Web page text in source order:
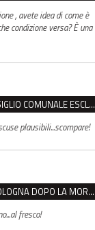
, avete idea di come è
condizione versa? È una
PARK ZUCCHI, LEGA: “CONSIGLIO COMUNALE ESCLUSO DALLE SCELTE, PRETENDIAMO TUTTI GLI ATTI”
plausibili...scompare!
SCONTRI E DISORDINI A BOLOGNA DOPO LA MORTE DI FAKIR, 12 PERSONE INDAGATE
fresco!